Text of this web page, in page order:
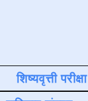
शिष्यवृत्ती